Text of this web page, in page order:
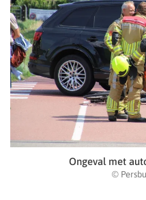
Ongeval met
©